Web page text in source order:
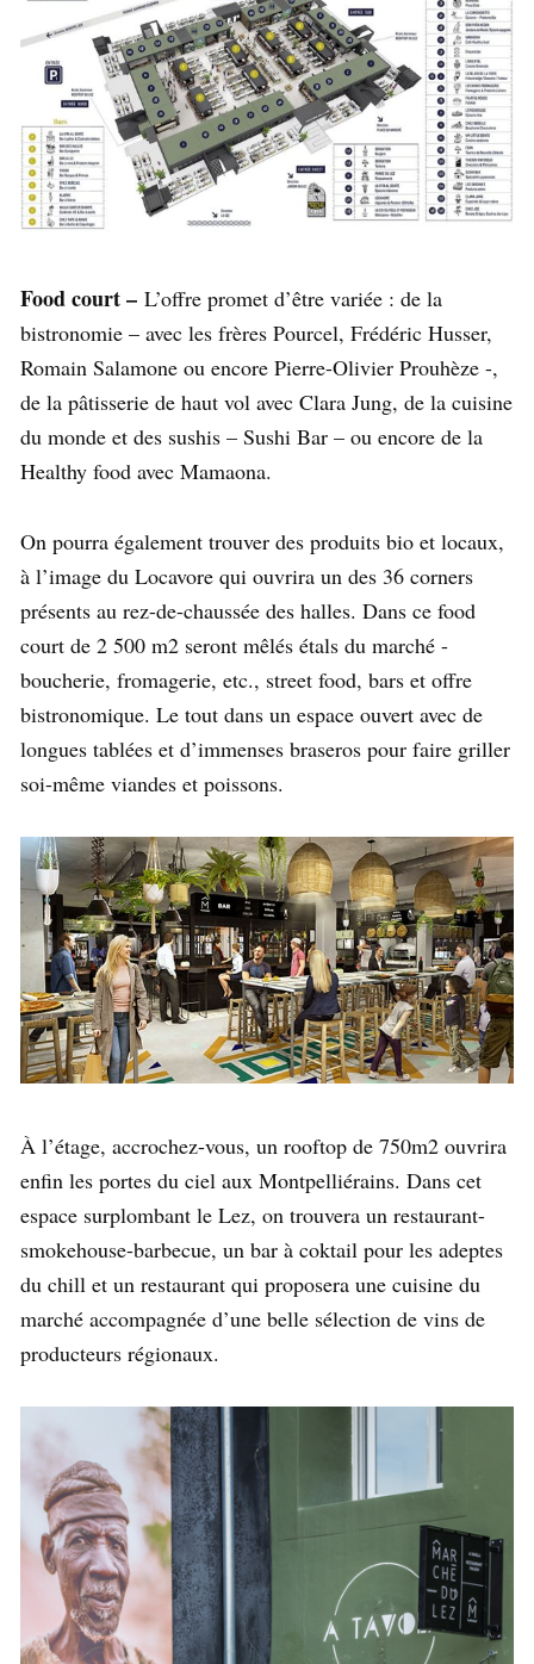
Food court – L’offre promet d’être variée : de la
bistronomie – avec les frères Pourcel, Frédéric Husser,
Romain Salamone ou encore Pierre-Olivier Prouhèze -,
de la pâtisserie de haut vol avec Clara Jung, de la cuisine
du monde et des sushis – Sushi Bar – ou encore de la
Healthy food avec Mamaona.
On pourra également trouver des produits bio et locaux,
à l’image du Locavore qui ouvrira un des 36 corners
présents au rez-de-chaussée des halles. Dans ce food
court de 2 500 m2 seront mêlés étals du marché -
boucherie, fromagerie, etc., street food, bars et offre
bistronomique. Le tout dans un espace ouvert avec de
longues tablées et d’immenses braseros pour faire griller
soi-même viandes et poissons.
À l’étage, accrochez-vous, un rooftop de 750m2 ouvrira
enfin les portes du ciel aux Montpelliérains. Dans cet
espace surplombant le Lez, on trouvera un restaurant-
smokehouse-barbecue, un bar à coktail pour les adeptes
du chill et un restaurant qui proposera une cuisine du
marché accompagnée d’une belle sélection de vins de
producteurs régionaux.